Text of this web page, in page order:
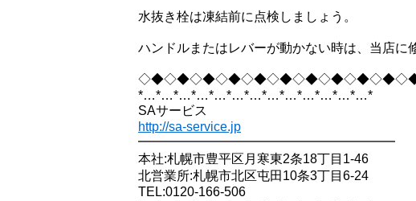
水抜き栓は凍結前に点検しましょう。
ハンドルまたはレバーが動かない時は、当店に
*…*…*…*…*…*…*…*…*…*…*…*…*…*
SAサービス
http://sa-service.jp
━━━━━━━━━━━━━━━━━━━━
本社:札幌市豊平区月寒東2条18丁目1-46
北営業所:札幌市北区屯田10条3丁目6-24
TEL:0120-166-506